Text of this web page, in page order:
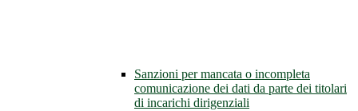
Sanzioni per mancata o incompleta
comunicazione dei dati da parte dei titolari
di incarichi dirigenziali